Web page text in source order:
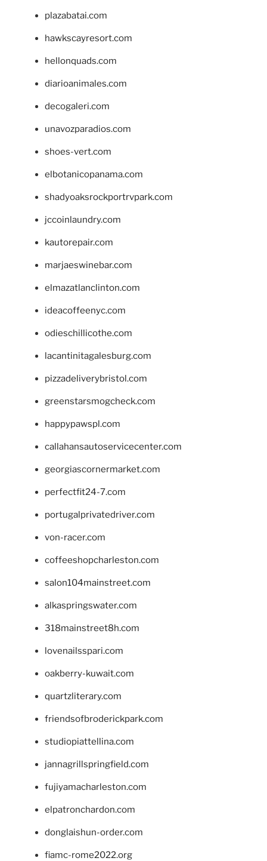
plazabatai.com
hawkscayresort.com
hellonquads.com
diarioanimales.com
decogaleri.com
unavozparadios.com
shoes-vert.com
elbotanicopanama.com
shadyoaksrockportrvpark.com
jccoinlaundry.com
kautorepair.com
marjaeswinebar.com
elmazatlanclinton.com
ideacoffeenyc.com
odieschillicothe.com
lacantinitagalesburg.com
pizzadeliverybristol.com
greenstarsmogcheck.com
happypawspl.com
callahansautoservicecenter.com
georgiascornermarket.com
perfectfit24-7.com
portugalprivatedriver.com
von-racer.com
coffeeshopcharleston.com
salon104mainstreet.com
alkaspringswater.com
318mainstreet8h.com
lovenailsspari.com
oakberry-kuwait.com
quartzliterary.com
friendsofbroderickpark.com
studiopiattellina.com
jannagrillspringfield.com
fujiyamacharleston.com
elpatronchardon.com
donglaishun-order.com
fiamc-rome2022.org